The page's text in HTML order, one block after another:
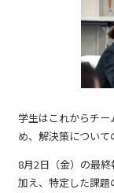
学生はこれからチ
め、解決策について
8月2日（金）の最
加え、特定した課題